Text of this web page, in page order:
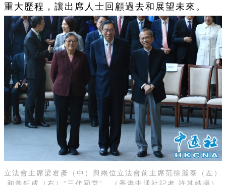
重大歷程，讓出席人士回顧過去和展望未來。
立法會主席梁君彥（中）與兩位立法會前主席范徐麗泰（左）